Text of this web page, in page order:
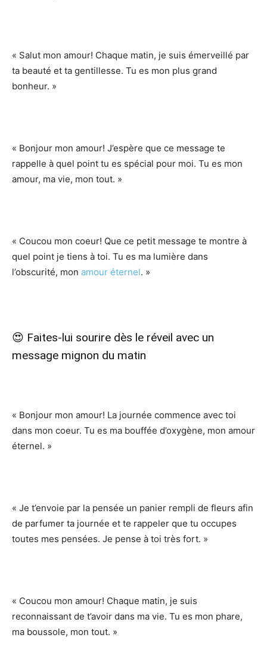
« Salut mon amour! Chaque matin, je suis émerveillé par
ta beauté et ta gentillesse. Tu es mon plus grand
bonheur. »
« Bonjour mon amour! J’espère que ce message te
rappelle à quel point tu es spécial pour moi. Tu es mon
amour, ma vie, mon tout. »
« Coucou mon coeur! Que ce petit message te montre à
quel point je tiens à toi. Tu es ma lumière dans
l’obscurité, mon amour éternel. »
😍 Faites-lui sourire dès le réveil avec un
message mignon du matin
« Bonjour mon amour! La journée commence avec toi
dans mon coeur. Tu es ma bouffée d’oxygène, mon amour
éternel. »
« Je t’envoie par la pensée un panier rempli de fleurs afin
de parfumer ta journée et te rappeler que tu occupes
toutes mes pensées. Je pense à toi très fort. »
« Coucou mon amour! Chaque matin, je suis
reconnaissant de t’avoir dans ma vie. Tu es mon phare,
ma boussole, mon tout. »